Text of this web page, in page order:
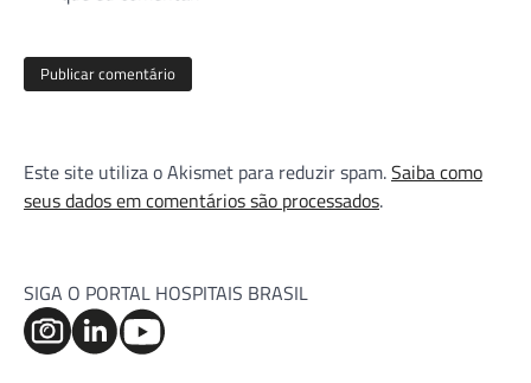
Este site utiliza o Akismet para reduzir spam.Saiba como
seus dados em comentários são processados.
SIGA O PORTAL HOSPITAIS BRASIL